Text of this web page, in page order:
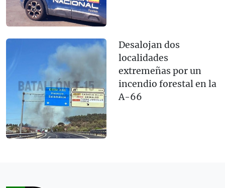
Desalojan dos
localidades
extremeñas por un
incendio forestal en la
A-66